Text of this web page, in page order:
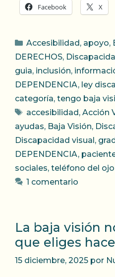
Facebook X
Categorías
Accesibilidad , apoyo,
DERECHOS,
guia, inclusión,
DEPENDENCIA, ley
categoría, tengo baja
Etiquetas
accesibilidad , Acción
ayudas, Baja Visión,
Discapacidad visual ,
DEPENDENCIA,
sociales, teléfono del ojo
1 comentario
La baja visión
que eliges
15 diciembre, 2025 por